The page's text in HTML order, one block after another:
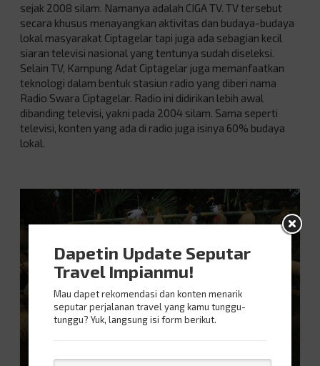
sejak 2008 silam. Namanya adalah CIGA TV. TV tersebut
secara khusus menayangkan aktivitas dan budaya-budaya
lokal masyarakat Ciptagelar tapi juga ada sebagian kecil
siaran televisi nasional yang tentunya sudah diseleksi.
Selain TV, Kampung Adat Ciptagelar juga memanfaatkan
teknologi dalam bentuk stasiun radio yang diberi nama
Radio Swara Ciptagelar. Radio ini didirikan lebih awal
dibanding televisi, yakni pada 2004 silam. Sama seperti
televisi, konten yang ada di radio juga isinya 60% budaya
lokal.
Dapetin Update Seputar
Travel Impianmu!
Mau dapet rekomendasi dan konten menarik
seputar perjalanan travel yang kamu tunggu-
tunggu? Yuk, langsung isi form berikut.